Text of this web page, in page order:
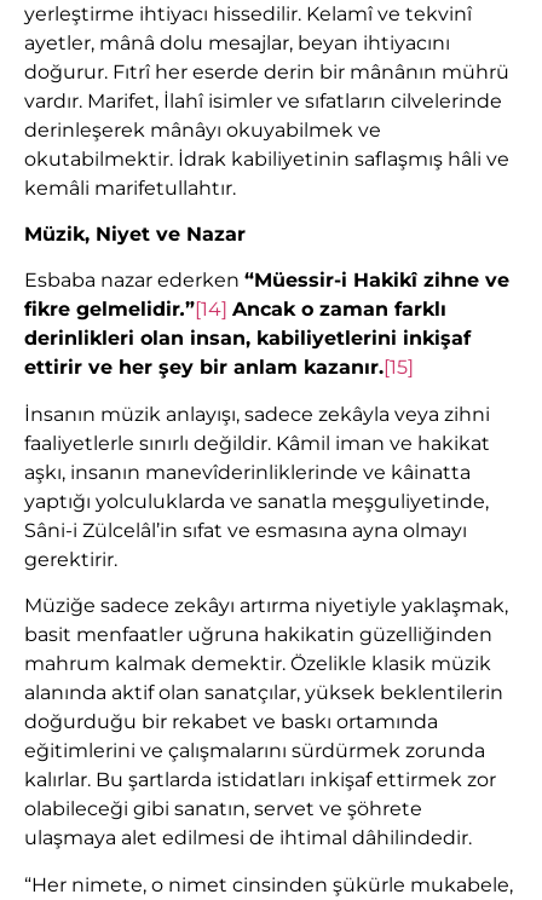
yerleştirme ihtiyacı hissedilir. Kelamî ve tekvinî
ayetler, mânâ dolu mesajlar, beyan ihtiyacını
doğurur. Fıtrî her eserde derin bir mânânın mührü
vardır. Marifet, İlahî isimler ve sıfatların cilvelerinde
derinleşerek mânâyı okuyabilmek ve
okutabilmektir. İdrak kabiliyetinin saflaşmış hâli ve
kemâli marifetullahtır.
Müzik, Niyet ve Nazar
Esbaba nazar ederken “Müessir-i Hakikî zihne ve
fikre gelmelidir.”[14] Ancak o zaman farklı
derinlikleri olan insan, kabiliyetlerini inkişaf
ettirir ve her şey bir anlam kazanır.[15]
İnsanın müzik anlayışı, sadece zekâyla veya zihni
faaliyetlerle sınırlı değildir. Kâmil iman ve hakikat
aşkı, insanın manevîderinliklerinde ve kâinatta
yaptığı yolculuklarda ve sanatla meşguliyetinde,
Sâni-i Zülcelâl’in sıfat ve esmasına ayna olmayı
gerektirir.
Müziğe sadece zekâyı artırma niyetiyle yaklaşmak,
basit menfaatler uğruna hakikatin güzelliğinden
mahrum kalmak demektir. Özelikle klasik müzik
alanında aktif olan sanatçılar, yüksek beklentilerin
doğurduğu bir rekabet ve baskı ortamında
eğitimlerini ve çalışmalarını sürdürmek zorunda
kalırlar. Bu şartlarda istidatları inkişaf ettirmek zor
olabileceği gibi sanatın, servet ve şöhrete
ulaşmaya alet edilmesi de ihtimal dâhilindedir.
“Her nimete, o nimet cinsinden şükürle mukabele,